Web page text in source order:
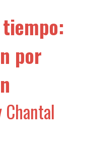
por